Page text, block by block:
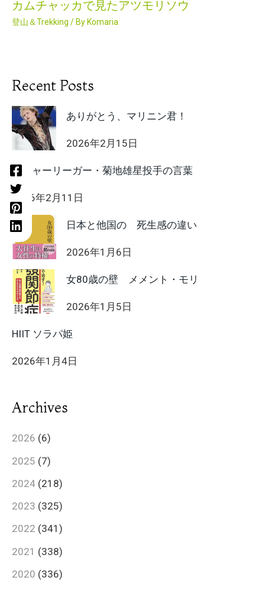
カムチャッカで見たアツモリソウ
登山＆Trekking / By Komaria
Recent Posts
ありがとう、マリニン君！
2026年2月15日
メジャーリーガー・菊地雄星投手の言葉
2026年2月11日
日本と他国の 死生感の違い
2026年1月6日
女80歳の壁 メメント・モリ
2026年1月5日
HIIT ソラパ姫
2026年1月4日
Archives
2026 (6)
2025 (7)
2024 (218)
2023 (325)
2022 (341)
2021 (338)
2020 (336)